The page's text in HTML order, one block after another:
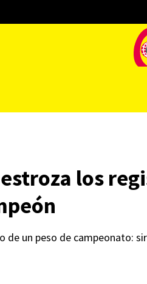
los
de un peso de campeonato: